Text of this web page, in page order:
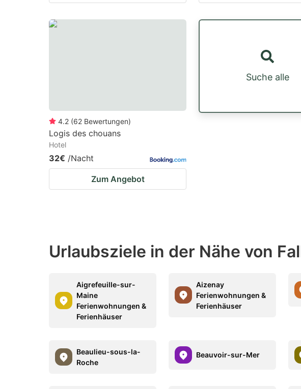
4.2 (62 Bewertungen)
Logis des chouans
Hotel
32€ /Nacht
Zum Angebot
Suche alle
Urlaubsziele in der Nähe von
Aigrefeuille-sur-
Maine
Ferienwohnungen &
Ferienhäuser
Aizenay
Ferienwohnungen &
Ferienhäuser
Beaulieu-sous-la-
Roche
Beauvoir-sur-Mer